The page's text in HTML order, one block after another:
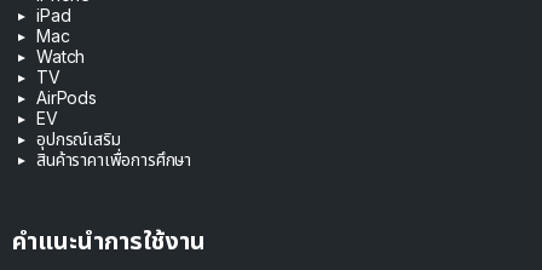
iPad
Mac
Watch
TV
AirPods
EV
อุปกรณ์เสริม
สินค้าราคาเพื่อการศึกษา
คำแนะนำการใช้งาน